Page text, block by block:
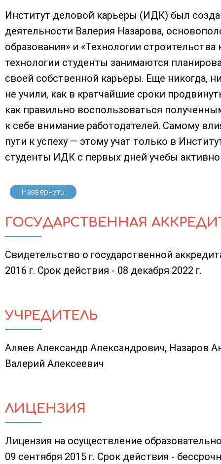
Институт деловой карьеры (ИДК) был
деятельности Валерия Назарова,
образования» и «Технологии строительства
технологии студенты занимаются
своей собственной карьеры. Еще никогда,
не учили, как в кратчайшие сроки
как правильно воспользоваться
к себе внимание работодателей. Самому
пути к успеху — этому учат только в
студенты ИДК с первых дней учебы активно
Развернуть
ГОСУДАРСТВЕННАЯ
Свидетельство о государственной
2016 г. Срок действия - 08 декабря 2022 г.
УЧРЕДИТЕЛЬ
Аляев Александр Александрович, Назаров
Валерий Алексеевич
ЛИЦЕНЗИЯ
Лицензия на осуществление
09 сентября 2015 г. Срок действия -